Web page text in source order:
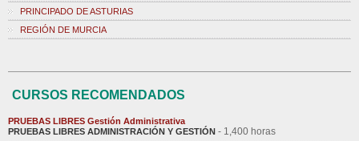
PRINCIPADO DE ASTURIAS
REGIÓN DE MURCIA
CURSOS RECOMENDADOS
PRUEBAS LIBRES Gestión Administrativa
PRUEBAS LIBRES ADMINISTRACIÓN Y GESTIÓN - 1,400 horas